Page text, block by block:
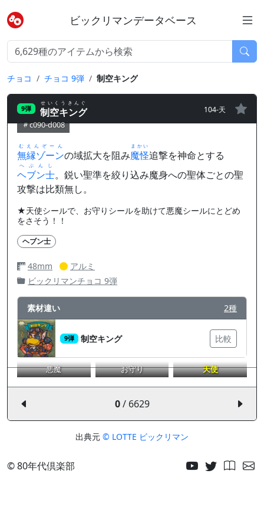
ビックリマンデータベース
チョコ チョコ 9弾 制空キング
9弾 制空キング
せいくうきんぐ
104-天
c090-d008
無縁ゾーン
むえんぞーん
の域拡大を阻み魔怪
まかい
追撃を神命とする
ヘブン士
へぶんし
。鋭い聖準を絞り込み魔身への聖体ごとの聖
攻撃は比類無し。
★天使シールで、お守りシールを助けて悪魔シールにとどめ
をさそう！！
ヘブン士
48mm
アルミ
ビックリマンチョコ 9弾
素材違い 2種
9弾 制空キング 比較
悪魔 お守り 天使
0/ 6629
出典元 © LOTTE ビックリマン
© 80年代倶楽部